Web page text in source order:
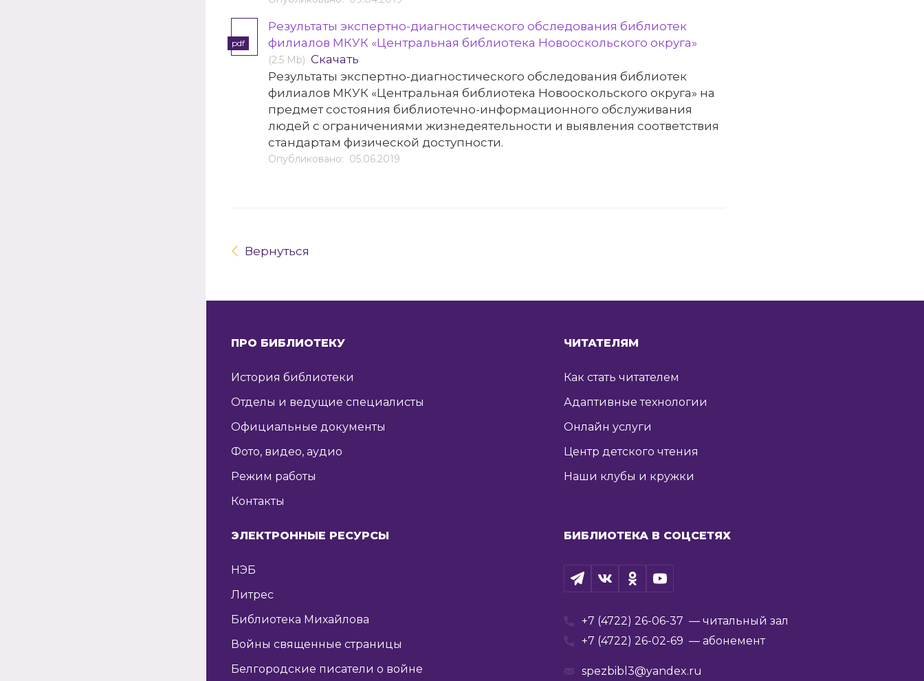
pdf
Результаты экспертно-диагностического обследования библиотек
филиалов МКУК «Центральная библиотека Новооскольского округа»
(2.5 Mb) Скачать
Результаты экспертно-диагностического обследования библиотек
филиалов МКУК «Центральная библиотека Новооскольского округа» на
предмет состояния библиотечно-информационного обслуживания
людей с ограничениями жизнедеятельности и выявления соответствия
стандартам физической доступности.
Опубликовано: 05.06.2019
Вернуться
ПРО БИБЛИОТЕКУ
История библиотеки
Отделы и ведущие специалисты
Официальные документы
Фото, видео, аудио
Режим работы
Контакты
ЧИТАТЕЛЯМ
Как стать читателем
Адаптивные технологии
Онлайн услуги
Центр детского чтения
Наши клубы и кружки
ЭЛЕКТРОННЫЕ РЕСУРСЫ
НЭБ
Литрес
Библиотека Михайлова
Войны священные страницы
Белгородские писатели о войне
БИБЛИОТЕКА В СОЦСЕТЯХ
+7 (4722) 26-06-37 — читальный зал
+7 (4722) 26-02-69 — абонемент
spezbibl3@yandex.ru